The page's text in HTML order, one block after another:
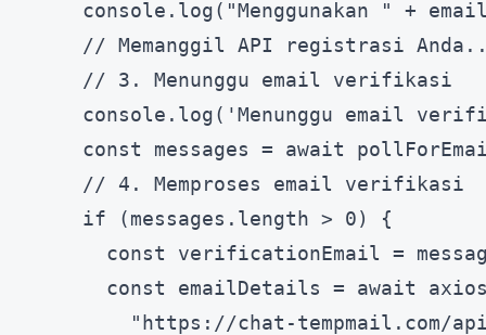
console.log("Menggunakan " +
// Memanggil API registrasi
    // 3. Menunggu email verifikasi
console.log('Menunggu email
const messages = await
    // 4. Memproses email verifikasi
    if (messages.length > 0) {
const verificationEmail =
const emailDetails = await
"https://chat-tempmail.com/